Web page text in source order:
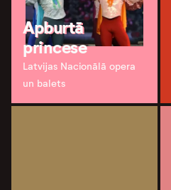
Apburtā
princese
Latvijas Nacionālā opera
un balets